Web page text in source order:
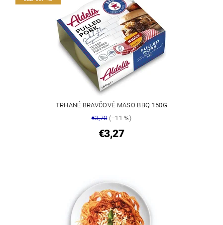
TRHANÉ BRAVČOVÉ MÄSO BBQ 150G
€3,70(–11 %)
€3,27